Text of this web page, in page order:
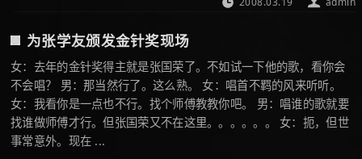
为张学友颁发金针奖现场
女：去年的金针奖得主就是张国荣了。不如试一下他的歌，看你会
不会唱？ 男：那当然行了。这么熟。 女：唱首不羁的风来听听。
女：我看你是一点也不行。找个师傅教教你吧。 男：唱谁的歌就要
找谁做师傅才行。但张国荣又不在这里。。。。。。 女：扼，但世
事常意外。现在 ...